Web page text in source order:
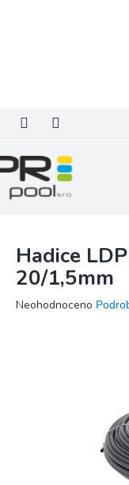
Hadice
20/1,5mm
Průměrné
Neohodnoceno